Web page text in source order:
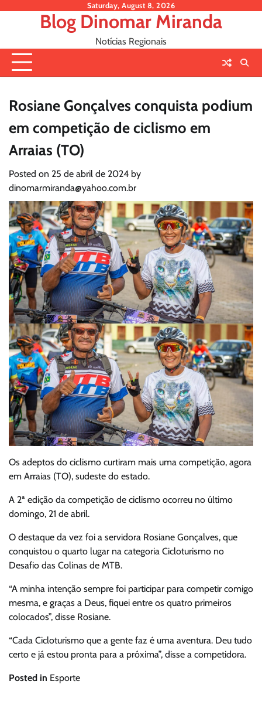
Saturday, August 8, 2026
Blog Dinomar Miranda
Notícias Regionais
Rosiane Gonçalves conquista podium
em competição de ciclismo em
Arraias (TO)
Posted on 25 de abril de 2024 by
dinomarmiranda@yahoo.com.br
Os adeptos do ciclismo curtiram mais uma competição, agora
em Arraias (TO), sudeste do estado.
A 2ª edição da competição de ciclismo ocorreu no último
domingo, 21 de abril.
O destaque da vez foi a servidora Rosiane Gonçalves, que
conquistou o quarto lugar na categoria Cicloturismo no
Desafio das Colinas de MTB.
“A minha intenção sempre foi participar para competir comigo
mesma, e graças a Deus, fiquei entre os quatro primeiros
colocados”, disse Rosiane.
“Cada Cicloturismo que a gente faz é uma aventura. Deu tudo
certo e já estou pronta para a próxima”, disse a competidora.
Posted in Esporte